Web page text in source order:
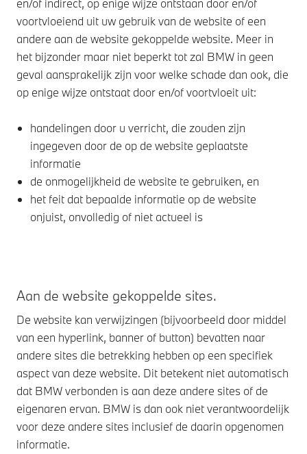
en/of indirect, op enige wijze ontstaan door en/of
voortvloeiend uit uw gebruik van de website of een
andere aan de website gekoppelde website. Meer in
het bijzonder maar niet beperkt tot zal BMW in geen
geval aansprakelijk zijn voor welke schade dan ook, die
op enige wijze ontstaat door en/of voortvloeit uit:
handelingen door u verricht, die zouden zijn
ingegeven door de op de website geplaatste
informatie
de onmogelijkheid de website te gebruiken, en
het feit dat bepaalde informatie op de website
onjuist, onvolledig of niet actueel is
Aan de website gekoppelde sites.
De website kan verwijzingen (bijvoorbeeld door middel
van een hyperlink, banner of button) bevatten naar
andere sites die betrekking hebben op een specifiek
aspect van deze website. Dit betekent niet automatisch
dat BMW verbonden is aan deze andere sites of de
eigenaren ervan. BMW is dan ook niet verantwoordelijk
voor deze andere sites inclusief de daarin opgenomen
informatie.